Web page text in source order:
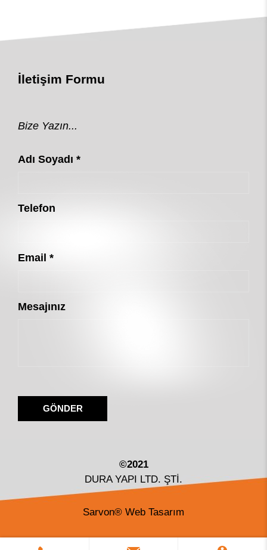
İletişim Formu
Bize Yazın...
Adı Soyadı *
Telefon
Email *
Mesajınız
GÖNDER
©2021
DURA YAPI LTD. ŞTİ.
Sarvon® Web Tasarım